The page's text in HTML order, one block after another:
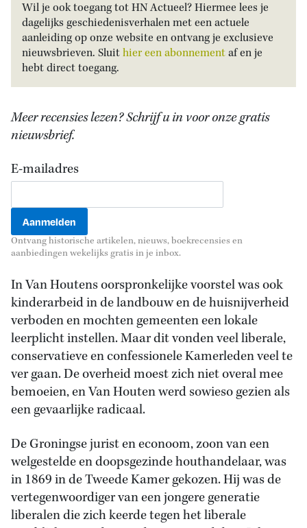
Wil je ook toegang tot HN Actueel? Hiermee lees je
dagelijks geschiedenisverhalen met een actuele
aanleiding op onze website en ontvang je exclusieve
nieuwsbrieven. Sluithier een abonnementaf en je
hebt direct toegang.
Meer recensies lezen? Schrijf u in voor onze gratis
nieuwsbrief.
E-mailadres
Ontvang historische artikelen, nieuws, boekrecensies en
aanbiedingen wekelijks gratis in je inbox.
In Van Houtens oorspronkelijke voorstel was ook
kinderarbeid in de landbouw en de huisnijverheid
verboden en mochten gemeenten een lokale
leerplicht instellen. Maar dit vonden veel liberale,
conservatieve en confessionele Kamerleden veel te
ver gaan. De overheid moest zich niet overal mee
bemoeien, en Van Houten werd sowieso gezien als
een gevaarlijke radicaal.
De Groningse jurist en econoom, zoon van een
welgestelde en doopsgezinde houthandelaar, was
in 1869 in de Tweede Kamer gekozen. Hij was de
vertegenwoordiger van een jongere generatie
liberalen die zich keerde tegen het liberale